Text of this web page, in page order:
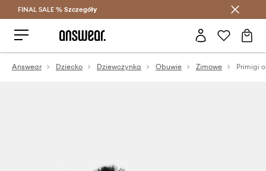
Oszczędzaj z Answear Club >
FINAL SALE % Szczegóły
Answear Dziecko Dziewczynka Obuwie Zimowe Primigi